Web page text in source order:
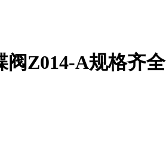
阀Z014-A规格齐全